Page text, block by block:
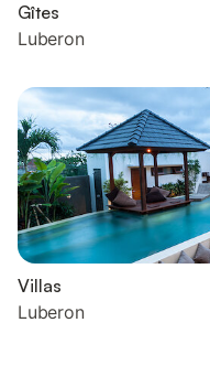
Gîtes
Luberon
Villas
Luberon